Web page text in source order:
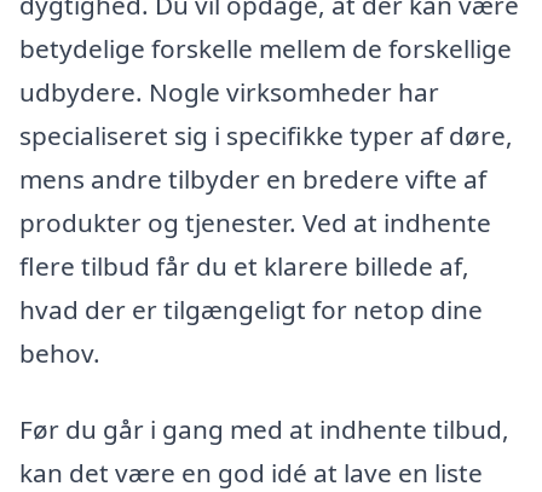
betydelige forskelle mellem de forskellige
udbydere. Nogle virksomheder har
specialiseret sig i specifikke typer af døre,
mens andre tilbyder en bredere vifte af
produkter og tjenester. Ved at indhente
flere tilbud får du et klarere billede af,
hvad der er tilgængeligt for netop dine
behov.
Før du går i gang med at indhente tilbud,
kan det være en god idé at lave en liste